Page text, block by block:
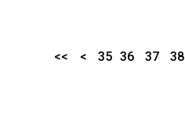
<< < 35 36 37 38